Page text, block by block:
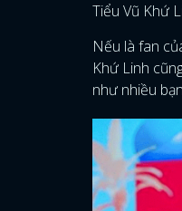
Tiểu Vũ Khứ
Nếu là fan
Khứ Linh
như nhiều